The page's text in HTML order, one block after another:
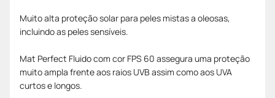
Muito alta proteção solar para peles mistas a oleosas,
incluindo as peles sensíveis.
Mat Perfect Fluido com cor FPS 60 assegura uma proteção
muito ampla frente aos raios UVB assim como aos UVA
curtos e longos.